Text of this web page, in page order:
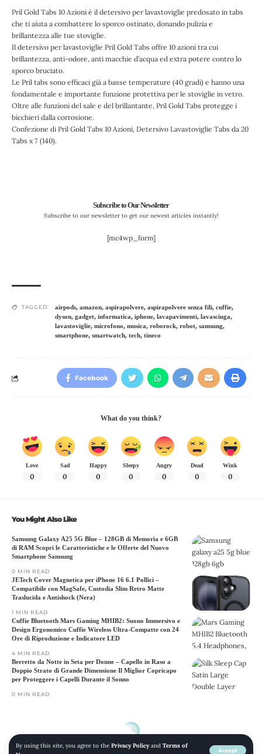
By using this site, you agree to the Privacy Policyand Terms of
Accept
Pril Gold Tabs 10 Azioni è il detersivo per lavastoviglie predosato in tabs
che ti aiuta a combattere lo sporco ostinato, donando pulizia e
brillantezza alle tue stoviglie.
Il detersivo per lavastoviglie Pril Gold Tabs offre 10 azioni tra cui
brillantezza, anti-odore, anti macchie d’acqua ed extra potere contro lo
sporco bruciato.
Le Pril tabs sono efficaci già a basse temperature (40 gradi) e hanno una
fondamentale e importante funzione protettiva per le stoviglie in vetro.
Oltre alle funzioni del sale e del brillantante, Pril Gold Tabs protegge i
bicchieri dalla corrosione.
Confezione di Pril Gold Tabs 10 Azioni, Detersivo Lavastoviglie Tabs da 20
Tabs x 7 (140).
Subscribe to Our Newsletter
Subscribe to our newsletter to get our newest articles instantly!
[mc4wp_form]
TAGGED: airpods, amazon, aspirapolvere, aspirapolvere senza fili, cuffie,
dyson, gadget, informatica, iphone, lavapavimenti, lavasciuga,
lavastoviglie, microfono, musica, roborock, robot, samsung,
smartphone, smartwatch, tech, tineco
Facebook
What do you think?
Love
0
Sad
0
Happy
0
Sleepy
0
Angry
0
Dead
0
Wink
0
You Might Also Like
Samsung Galaxy A25 5G Blue – 128GB di Memoria e 6GB
di RAM Scopri le Caratteristiche e le Offerte del Nuovo
Smartphone Samsung
0 MIN READ
JETech Cover Magnetica per iPhone 16 6.1 Pollici –
Compatibile con MagSafe, Custodia Slim Retro Matte
Traslucida e Antishock (Nera)
1 MIN READ
Cuffie Bluetooth Mars Gaming MHIB2: Suono Immersivo e
Design Ergonomico Cuffie Wireless Ultra-Compatte con 24
Ore di Riproduzione e Indicatore LED
4 MIN READ
Berretto da Notte in Seta per Donne – Capello in Raso a
Doppio Strato di Grande Dimensione Il Miglior Copricapo
per Proteggere i Capelli Durante il Sonno
0 MIN READ